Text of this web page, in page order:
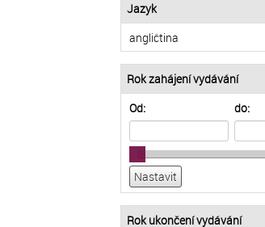
Jazyk
angličtina
Rok zahájení vydávání
Od:
do:
Rok ukončení vydávání